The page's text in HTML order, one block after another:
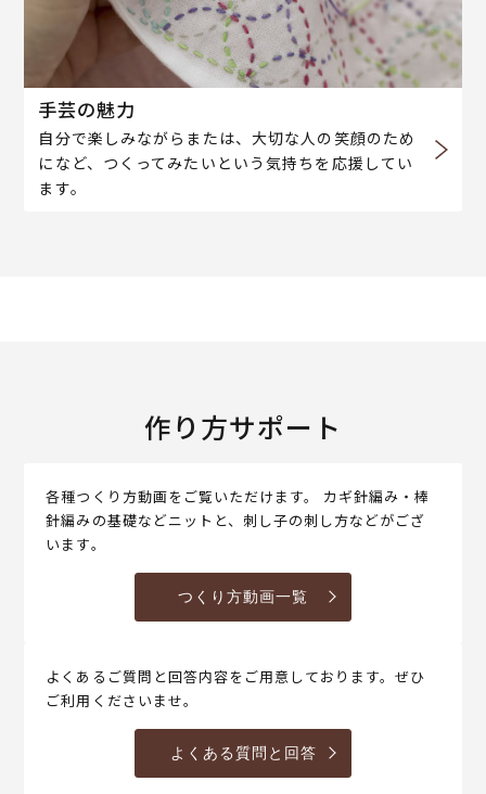
手芸の魅力
自分で楽しみながらまたは、大切な人の笑顔のため
になど、つくってみたいという気持ちを応援してい
ます。
作り方サポート
各種つくり方動画をご覧いただけます。 カギ針編み・棒
針編みの基礎などニットと、刺し子の刺し方などがござ
います。
つくり方動画一覧
よくあるご質問と回答内容をご用意しております。ぜひ
ご利用くださいませ。
よくある質問と回答